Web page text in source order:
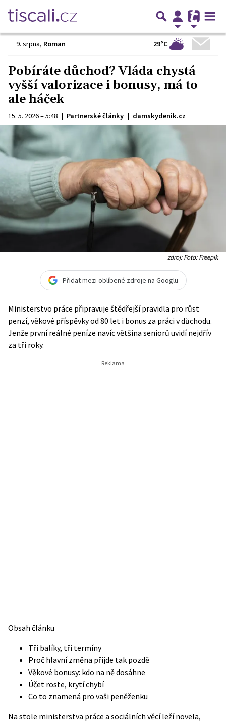
9. srpna, Roman 29°C
Pobíráte důchod? Vláda chystá
vyšší valorizace i bonusy, má to
ale háček
15. 5. 2026 – 5:48 | Partnerské články | damskydenik.cz
zdroj: Foto: Freepik
Přidat mezi oblíbené zdroje na Googlu
Ministerstvo práce připravuje štědřejší pravidla pro růst
penzí, věkové příspěvky od 80 let i bonus za práci v důchodu.
Jenže první reálné peníze navíc většina seniorů uvidí nejdřív
za tři roky.
Obsah článku
Tři balíky, tři termíny
Proč hlavní změna přijde tak pozdě
Věkové bonusy: kdo na ně dosáhne
Účet roste, krytí chybí
Co to znamená pro vaši peněženku
Na stole ministerstva práce a sociálních věcí leží novela,